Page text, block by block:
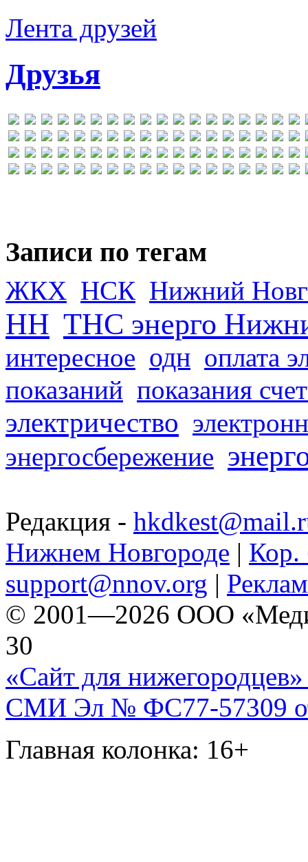
Лента друзей
Друзья
Записи по тегам
ЖКХ НСК Нижний
НН ТНС энерго
интересное одн оплата
показаний показания
электричество
энергосбережение
Редакция -
Нижнем Новгороде | Кор.
support@nnov.org |
© 2001—2026 ООО
30
«Сайт для нижегородцев»
СМИ Эл № ФС77-57309
Главная колонка: 16+